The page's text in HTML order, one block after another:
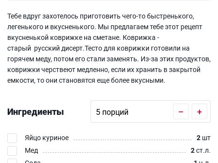
Тебе вдруг захотелось приготовить чего-то быстренького,
легенького и вкусненького. Мы предлагаем тебе этот рецепт
вкусненькой коврижке на сметане. Коврижка -
старый русский дисерт.Тесто для коврижки готовили на
горячем меду, потом его стали заменять. Из-за этих продуктов,
коврижки черствеют медленно, если их хранить в закрытой
емкости, то они становятся еще более вкусными.
Ингредиенты – +
Яйцо куриное 2 шт
Мед
2ст.л.